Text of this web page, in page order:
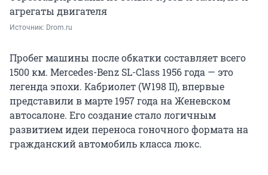
агрегаты двигателя
Источник: Drom.ru
Пробег машины после обкатки составляет всего
1500 км. Mercedes-Benz SL-Class 1956 года — это
легенда эпохи. Кабриолет (W198 II), впервые
представили в марте 1957 года на Женевском
автосалоне. Его создание стало логичным
развитием идеи переноса гоночного формата на
гражданский автомобиль класса люкс.